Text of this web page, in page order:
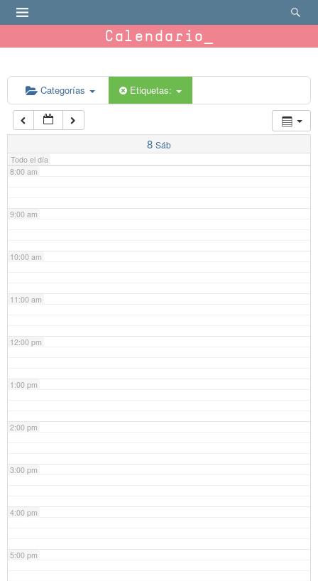
Calendario
Categorías Etiquetas:
8 Sáb
Todo el día
6:00 am
7:00 am
8:00 am
9:00 am
10:00 am
11:00 am
12:00 pm
1:00 pm
2:00 pm
3:00 pm
4:00 pm
5:00 pm